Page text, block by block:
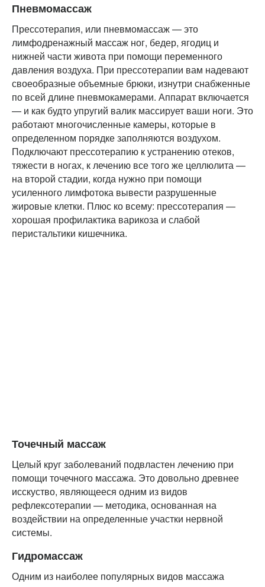
Пневмомассаж
Прессотерапия, или пневмомассаж — это
лимфодренажный массаж ног, бедер, ягодиц и
нижней части живота при помощи переменного
давления воздуха. При прессотерапии вам надевают
своеобразные объемные брюки, изнутри снабженные
по всей длине пневмокамерами. Аппарат включается
— и как будто упругий валик массирует ваши ноги. Это
работают многочисленные камеры, которые в
определенном порядке заполняются воздухом.
Подключают прессотерапию к устранению отеков,
тяжести в ногах, к лечению все того же целлюлита —
на второй стадии, когда нужно при помощи
усиленного лимфотока вывести разрушенные
жировые клетки. Плюс ко всему: прессотерапия —
хорошая профилактика варикоза и слабой
перистальтики кишечника.
Точечный массаж
Целый круг заболеваний подвластен лечению при
помощи точечного массажа. Это довольно древнее
исскуство, являющееся одним из видов
рефлексотерапии — методика, основанная на
воздействии на определенные участки нервной
системы.
Гидромассаж
Одним из наиболее популярных видов массажа